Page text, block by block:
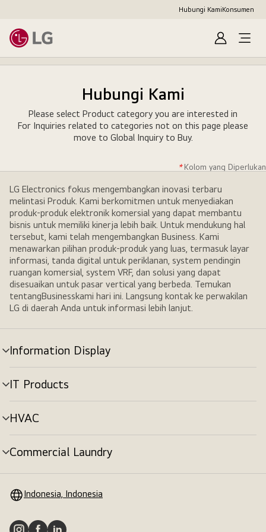
Hubungi KamiKonsumen
Masuk
Hubungi Kami
Please select Product category you are interested in
For Inquiries related to categories not on this page please
move to Global Inquiry to Buy.
*Kolom yang Diperlukan
LG Electronics fokus mengembangkan inovasi terbaru
melintasi Produk. Kami berkomitmen untuk menyediakan
produk-produk elektronik komersial yang dapat membantu
bisnis untuk memiliki kinerja lebih baik. Untuk mendukung hal
tersebut, kami telah mengembangkan Business. Kami
menawarkan pilihan produk-produk yang luas, termasuk layar
informasi, tanda digital untuk periklanan, system pendingin
ruangan komersial, system VRF, dan solusi yang dapat
disesuaikan untuk pasar vertical yang berbeda. Temukan
tentangBusinesskami hari ini. Langsung kontak ke perwakilan
LG di daerah Anda untuk informasi lebih lanjut.
Information Display
tombol
menu
IT Products
tombol
menu
HVAC
tombol
menu
Commercial Laundry
tombol
Indonesia, Indonesia